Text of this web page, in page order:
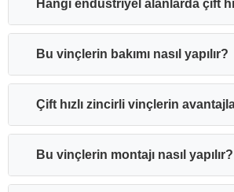
Hangi endüstriyel alanlarda çift
Bu vinçlerin bakımı nasıl yapılır?
Çift hızlı zincirli vinçlerin
Bu vinçlerin montajı nasıl yapılır?